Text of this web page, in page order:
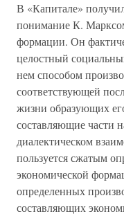
В «Капитале»
понимание К.
формации. Он
целостный
нем способом
соответствующей
жизни образующих
составляющие части
диалектическом
пользуется сжатым
экономической
определенных
составляющих